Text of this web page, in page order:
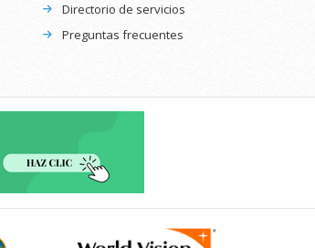
Directorio de servicios
Preguntas frecuentes